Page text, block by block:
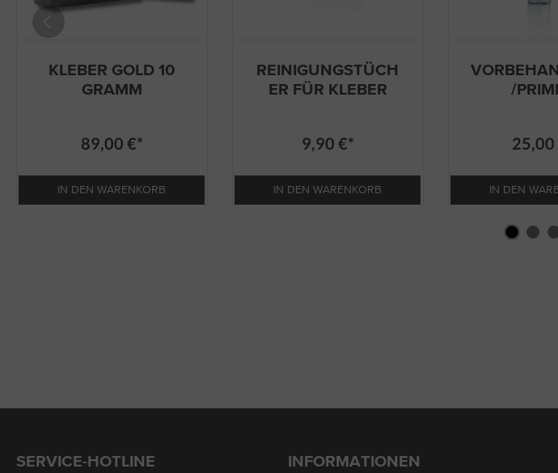
KLEBER GOLD 10
GRAMM
89,00 €*
IN DEN WARENKORB
REINIGUNGSTÜCH
ER FÜR KLEBER
9,90 €*
IN DEN WARENKORB
/
25,00
IN DEN
SERVICE-HOTLINE INFORMATIONEN